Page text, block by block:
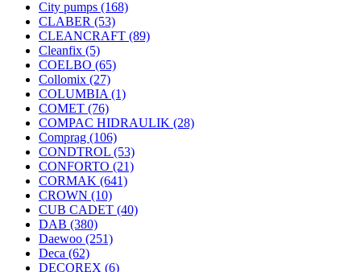
City pumps (168)
CLABER (53)
CLEANCRAFT (89)
Cleanfix (5)
COELBO (65)
Collomix (27)
COLUMBIA (1)
COMET (76)
COMPAC HIDRAULIK (28)
Comprag (106)
CONDTROL (53)
CONFORTO (21)
CORMAK (641)
CROWN (10)
CUB CADET (40)
DAB (380)
Daewoo (251)
Deca (62)
DECOREX (6)